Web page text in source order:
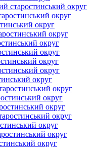
старостинський округ
округ
округ
округ
округ
округ
округ
округ
округ
округ
округ
округ
округ
округ
округ
округ